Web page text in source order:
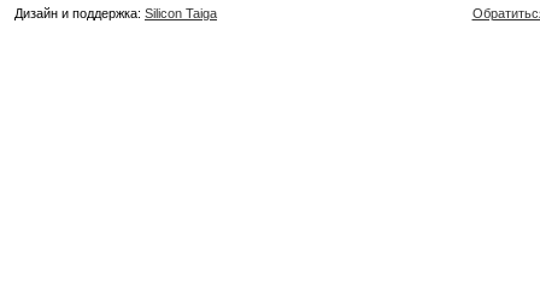
Дизайн и поддержка: Silicon Taiga